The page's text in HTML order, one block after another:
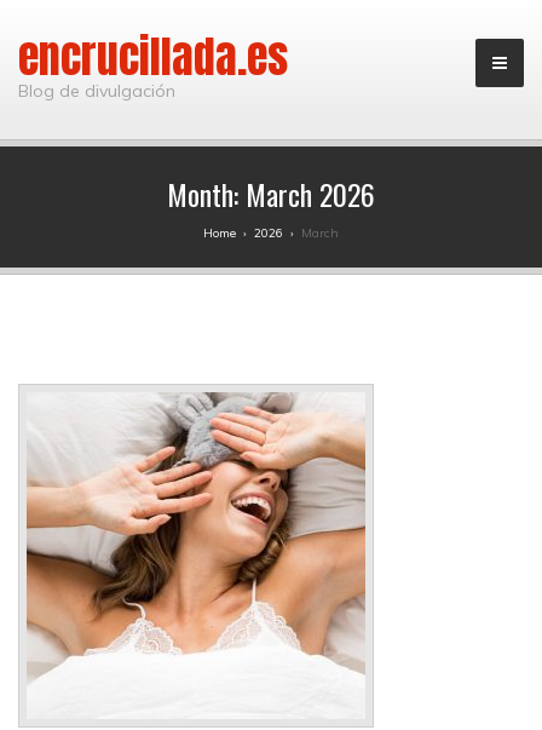
encrucillada.es
Blog de divulgación
Month: March 2026
Home › 2026 › March